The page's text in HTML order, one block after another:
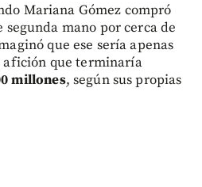
Mariana Gómez compró
mano por cerca de
que ese sería apenas
afición que terminaría
millones, según sus propias